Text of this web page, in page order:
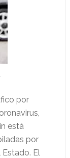
por
está
por
El